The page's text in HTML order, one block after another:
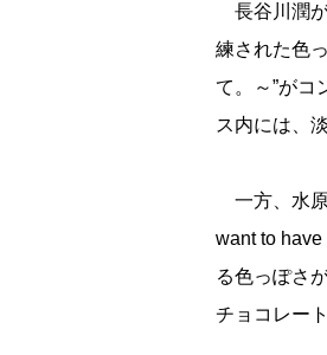
長谷川潤が
練された色
て。～”がコ
ス内には、
一方、水原
want to
る色っぽさ
チョコレー